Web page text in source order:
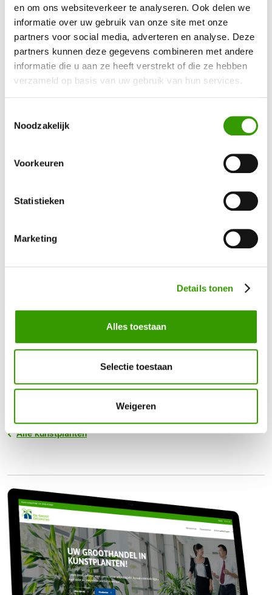
en om ons websiteverkeer te analyseren. Ook delen we
informatie over uw gebruik van onze site met onze
partners voor social media, adverteren en analyse. Deze
partners kunnen deze gegevens combineren met andere
informatie die u aan ze heeft verstrekt of die ze hebben
verzameld op basis van uw gebruik van hun services.
Noodzakelijk
Voorkeuren
Statistieken
Marketing
Details tonen
Alles toestaan
Selectie toestaan
Weigeren
Uitvoering
30153016 160cm
. Uiteraard kunt u ook
gebruik maken van onscontactformulier.
Alle kunstplanten